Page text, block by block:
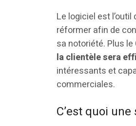
Le logiciel est
réformer afin de
sa notoriété. Plus
la clientèle sera
intéressants et
commerciales.
C’est quoi